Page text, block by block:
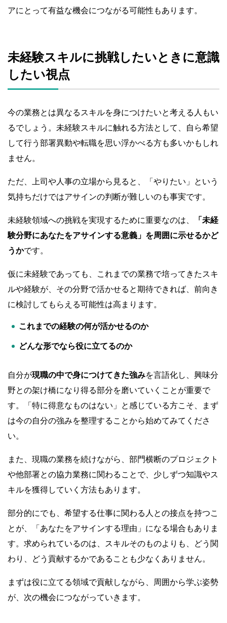
アにとって有益な機会につながる可能性もあります。
未経験スキルに挑戦したいときに意識
したい視点
今の業務とは異なるスキルを身につけたいと考える人もい
るでしょう。未経験スキルに触れる方法として、自ら希望
して行う部署異動や転職を思い浮かべる方も多いかもしれ
ません。
ただ、上司や人事の立場から見ると、「やりたい」という
気持ちだけではアサインの判断が難しいのも事実です。
未経験領域への挑戦を実現するために重要なのは、
「未経
験分野にあなたをアサインする意義」を周囲に示せるかど
うかです。
仮に未経験であっても、これまでの業務で培ってきたスキ
ルや経験が、その分野で活かせると期待できれば、前向き
に検討してもらえる可能性は高まります。
これまでの経験の何が活かせるのか
どんな形でなら役に立てるのか
自分が現職の中で身につけてきた強みを言語化し、興味分
野との架け橋になり得る部分を磨いていくことが重要で
す。「特に得意なものはない」と感じている方こそ、まず
は今の自分の強みを整理することから始めてみてくださ
い。
また、現職の業務を続けながら、部門横断のプロジェクト
や他部署との協力業務に関わることで、少しずつ知識やス
キルを獲得していく方法もあります。
部分的にでも、希望する仕事に関わる人との接点を持つこ
とが、「あなたをアサインする理由」になる場合もありま
す。求められているのは、スキルそのものよりも、どう関
わり、どう貢献するかであることも少なくありません。
まずは役に立てる領域で貢献しながら、周囲から学ぶ姿勢
が、次の機会につながっていきます。